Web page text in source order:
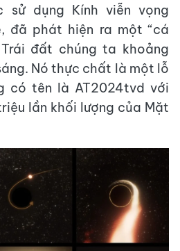
sử dụng Kính viễn vọng
đã phát hiện ra một “cá
đất chúng ta khoảng
Nó thực chất là một lỗ
có tên là AT2024tvd với
lần khối lượng của Mặt